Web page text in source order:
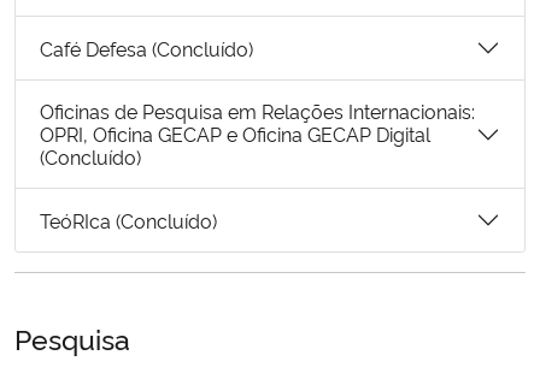
Café Defesa (Concluído)
Oficinas de Pesquisa em Relações Internacionais:
OPRI, Oficina GECAP e Oficina GECAP Digital
(Concluído)
TeóRIca (Concluído)
Pesquisa